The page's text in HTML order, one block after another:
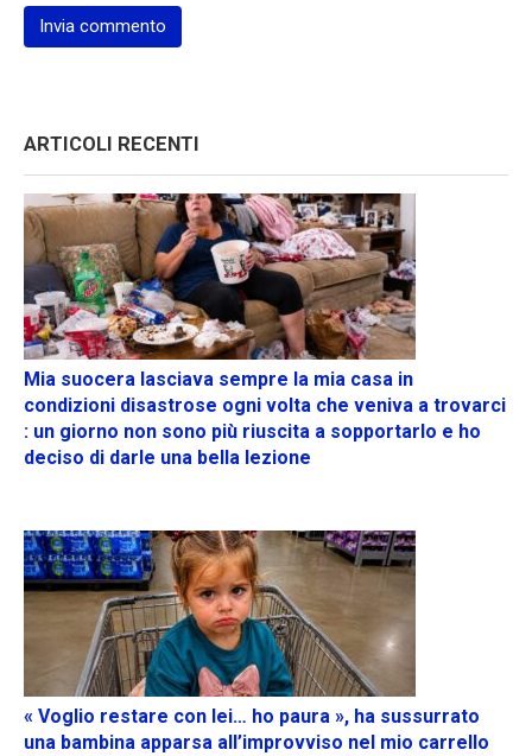
ARTICOLI RECENTI
Mia suocera lasciava sempre la mia casa in
condizioni disastrose ogni volta che veniva a trovarci
: un giorno non sono più riuscita a sopportarlo e ho
deciso di darle una bella lezione
« Voglio restare con lei… ho paura », ha sussurrato
una bambina apparsa all’improvviso nel mio carrello